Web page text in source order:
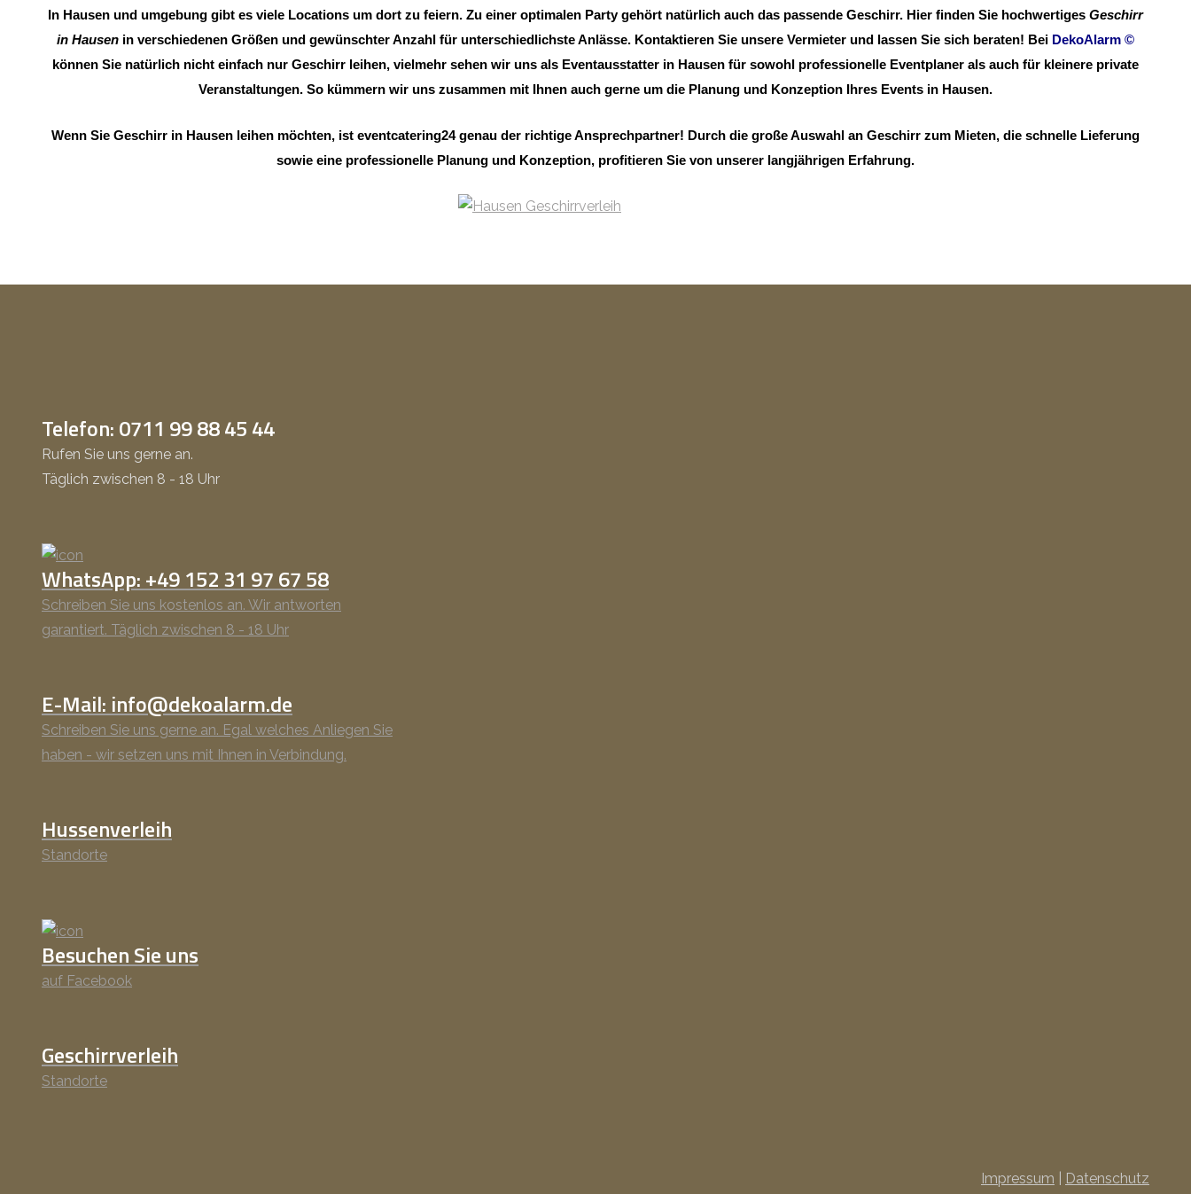
In Hausen und umgebung gibt es viele Locations um dort zu feiern. Zu einer optimalen Party gehört natürlich auch das passende Geschirr. Hier finden Sie hochwertiges Geschirr
in Hausen in verschiedenen Größen und gewünschter Anzahl für unterschiedlichste Anlässe. Kontaktieren Sie unsere Vermieter und lassen Sie sich beraten! Bei DekoAlarm ©
können Sie natürlich nicht einfach nur Geschirr leihen, vielmehr sehen wir uns als Eventausstatter in Hausen für sowohl professionelle Eventplaner als auch für kleinere private
Veranstaltungen. So kümmern wir uns zusammen mit Ihnen auch gerne um die Planung und Konzeption Ihres Events in Hausen.
Wenn Sie Geschirr in Hausen leihen möchten, ist eventcatering24 genau der richtige Ansprechpartner! Durch die große Auswahl an Geschirr zum Mieten, die schnelle Lieferung
sowie eine professionelle Planung und Konzeption, profitieren Sie von unserer langjährigen Erfahrung.
Telefon: 0711 99 88 45 44
Rufen Sie uns gerne an.
Täglich zwischen 8 - 18 Uhr
WhatsApp: +49 152 31 97 67 58
Schreiben Sie uns kostenlos an. Wir antworten
garantiert. Täglich zwischen 8 - 18 Uhr
E-Mail: info@dekoalarm.de
Schreiben Sie uns gerne an. Egal welches Anliegen Sie
haben - wir setzen uns mit Ihnen in Verbindung.
Hussenverleih
Standorte
Besuchen Sie uns
auf Facebook
Geschirrverleih
Standorte
Impressum Datenschutz